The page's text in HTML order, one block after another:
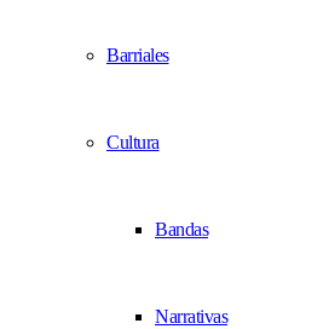
Barriales
Cultura
Bandas
Narrativas